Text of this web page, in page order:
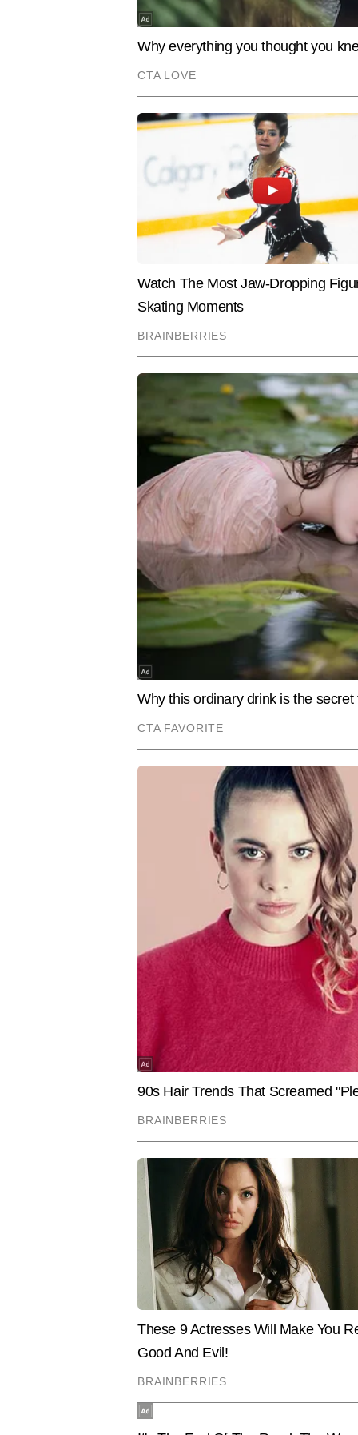
पूजा टाइम्स नाउ नवभारत डिजिटल की
भी काम करने का अनुभव है। शहरी
इंफ्रास्ट्रक्चर, लोकल डेवलपमेंट,
और रिपोर्ताज शामिल हैं।